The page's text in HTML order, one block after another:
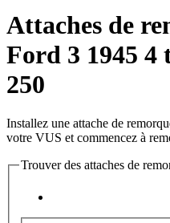
Attaches de
Ford 3 1945 4
250
Installez une attache de
votre VUS et commencez à
Trouver des attaches de